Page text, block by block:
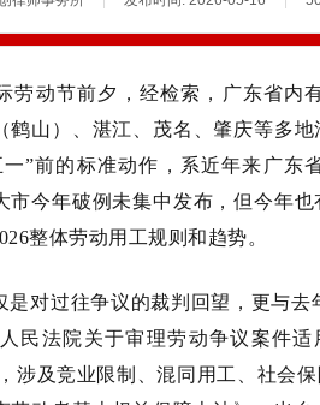
劳动节前夕， 经检索， 广东省内
鹤山）、湛江、茂名、肇庆等多
一”前的标准动作，系近年来广东
市今年破例未集中发布，但今年
整体劳动用工规则和趋势。
是对过往争议的裁判回望，更与
民法院关于审理劳动争议案件
涉及竞业限制、混同用工、社会